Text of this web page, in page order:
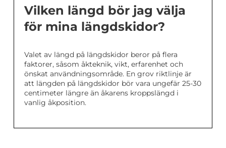
Vilken längd bör jag välja
för mina längdskidor?
Valet av längd på längdskidor beror på flera
faktorer, såsom åkteknik, vikt, erfarenhet och
önskat användningsområde. En grov riktlinje är
att längden på längdskidor bör vara ungefär 25-30
centimeter längre än åkarens kroppslängd i
vanlig åkposition.